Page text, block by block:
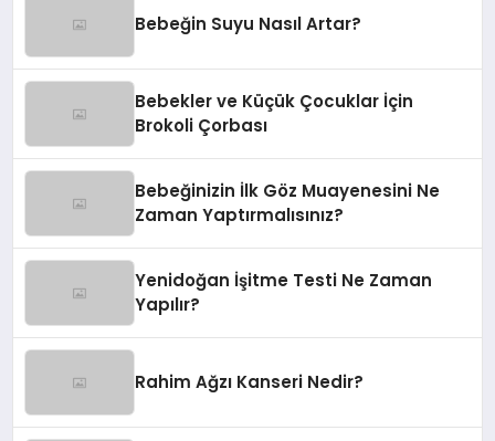
Bebeğin Suyu Nasıl Artar?
Bebekler ve Küçük Çocuklar İçin
Brokoli Çorbası
Bebeğinizin İlk Göz Muayenesini Ne
Zaman Yaptırmalısınız?
Yenidoğan İşitme Testi Ne Zaman
Yapılır?
Rahim Ağzı Kanseri Nedir?